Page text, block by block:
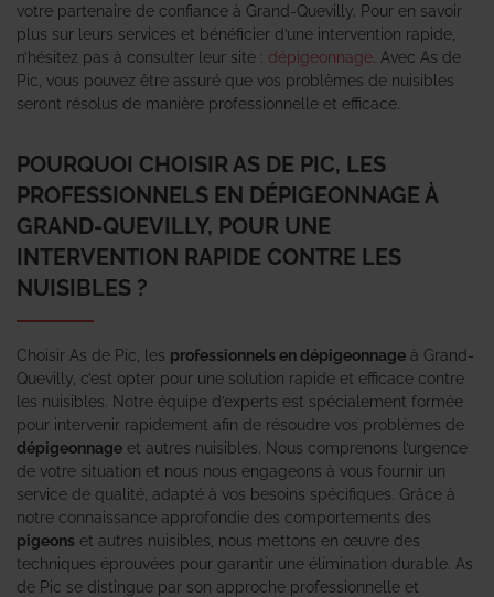
votre partenaire de confiance à Grand-Quevilly. Pour en savoir
plus sur leurs services et bénéficier d’une intervention rapide,
n’hésitez pas à consulter leur site : dépigeonnage . Avec As de
Pic, vous pouvez être assuré que vos problèmes de nuisibles
seront résolus de manière professionnelle et efficace.
POURQUOI CHOISIR AS DE PIC, LES
PROFESSIONNELS EN DÉPIGEONNAGE À
GRAND-QUEVILLY, POUR UNE
INTERVENTION RAPIDE CONTRE LES
NUISIBLES ?
Choisir As de Pic, les professionnels en dépigeonnage à Grand-
Quevilly, c’est opter pour une solution rapide et efficace contre
les nuisibles. Notre équipe d’experts est spécialement formée
pour intervenir rapidement afin de résoudre vos problèmes de
dépigeonnage et autres nuisibles. Nous comprenons l’urgence
de votre situation et nous nous engageons à vous fournir un
service de qualité, adapté à vos besoins spécifiques. Grâce à
notre connaissance approfondie des comportements des
pigeons et autres nuisibles, nous mettons en œuvre des
techniques éprouvées pour garantir une élimination durable. As
de Pic se distingue par son approche professionnelle et